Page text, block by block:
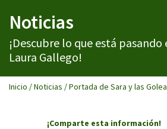
Noticias
¡Descubre lo que está
Laura Gallego!
Inicio /Noticias /Portada de Sara y las
¡Comparte esta información!